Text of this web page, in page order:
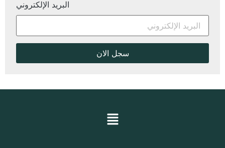
البريد الإلكتروني